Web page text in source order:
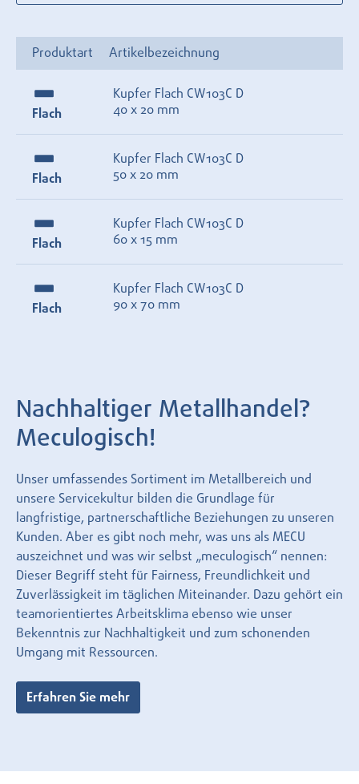
Produktart Artikelbezeichnung
Flach
Kupfer Flach CW103C D
40 x 20 mm
Flach
Kupfer Flach CW103C D
50 x 20 mm
Flach
Kupfer Flach CW103C D
60 x 15 mm
Flach
Kupfer Flach CW103C D
90 x 70 mm
Nachhaltiger Metallhandel?
Meculogisch!
Unser umfassendes Sortiment im Metallbereich und
unsere Servicekultur bilden die Grundlage für
langfristige, partnerschaftliche Beziehungen zu unseren
Kunden. Aber es gibt noch mehr, was uns als MECU
auszeichnet und was wir selbst „meculogisch“ nennen:
Dieser Begriff steht für Fairness, Freundlichkeit und
Zuverlässigkeit im täglichen Miteinander. Dazu gehört ein
teamorientiertes Arbeitsklima ebenso wie unser
Bekenntnis zur Nachhaltigkeit und zum schonenden
Umgang mit Ressourcen.
Erfahren Sie mehr